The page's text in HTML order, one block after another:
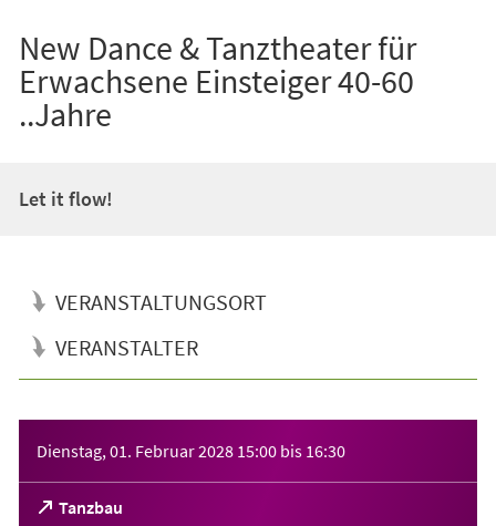
New Dance & Tanztheater für
Erwachsene Einsteiger 40-60
..Jahre
Let it flow!
VERANSTALTUNGSORT
VERANSTALTER
Dienstag, 01. Februar 2028 15:00 bis 16:30
Tanzbau
(Öffnet